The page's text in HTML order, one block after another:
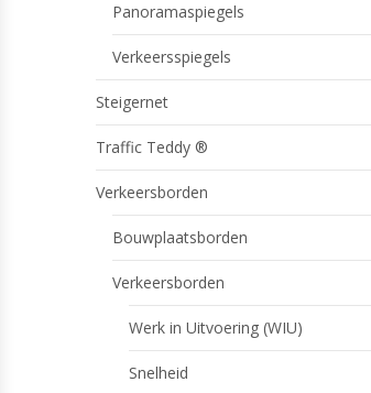
Panoramaspiegels
Verkeersspiegels
Steigernet
Traffic Teddy ®
Verkeersborden
Bouwplaatsborden
Verkeersborden
Werk in Uitvoering (WIU)
Snelheid